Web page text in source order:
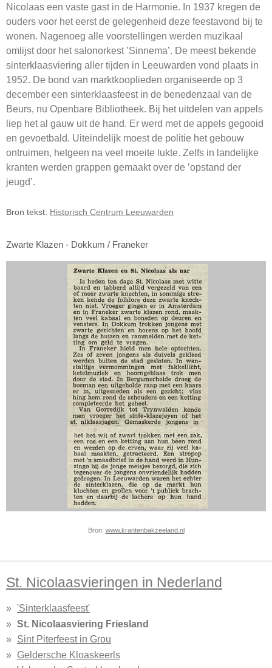
Nicolaas een vaste gast in de Harmonie. In 1937 kregen de
ouders voor het eerst de gelegenheid deze feestavond bij te
wonen. Nagenoeg alle voorstellingen werden muzikaal
omlijst door het salonorkest ’Sinnema’. De meest bekende
sinterklaasviering aller tijden in Leeuwarden vond plaats in
1952. De bond van marktkooplieden organiseerde op 3
december een sinterklaasfeest in de benedenzaal van de
Beurs, nu Openbare Bibliotheek. Bij het uitdelen van appels
liep het al gauw uit de hand. Er werd met de appels gegooid
en gevoetbald. Uiteindelijk moest de politie het gebouw
ontruimen, hetgeen na veel moeite lukte. Zelfs in landelijke
kranten werden grappen gemaakt over de ’opstand der
jeugd’.
Bron tekst: Historisch Centrum Leeuwarden
Zwarte Klazen - Dokkum / Franeker
Bron: www.krantenbakzeeland.nl
St. Nicolaasvieringen in Nederland
'Sinterklaasfeest'
St. Nicolaasviering Friesland
Sint Piterfeest in Grou
Geldersche Kloaskeerls